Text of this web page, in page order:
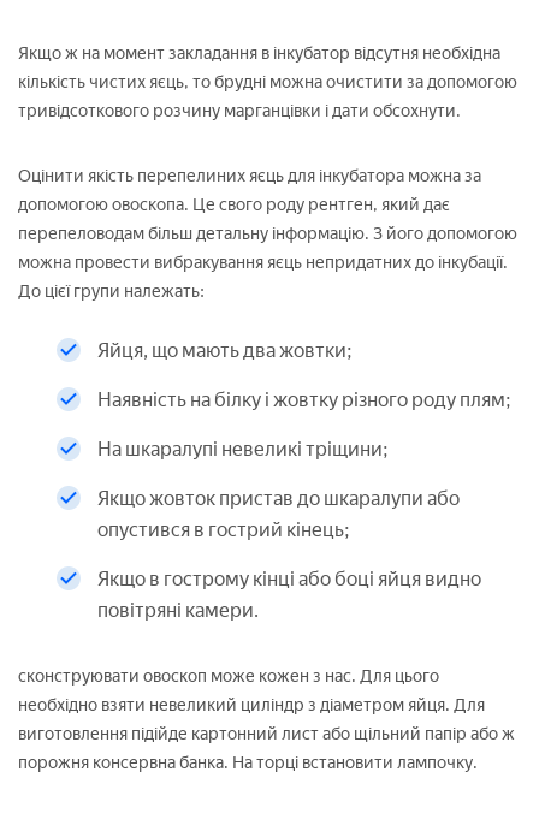
Якщо ж на момент закладання в інкубатор відсутня необхідна
кількість чистих яєць, то брудні можна очистити за допомогою
тривідсоткового розчину марганцівки і дати обсохнути.
Оцінити якість перепелиних яєць для інкубатора можна за
допомогою овоскопа. Це свого роду рентген, який дає
перепеловодам більш детальну інформацію. З його допомогою
можна провести вибракування яєць непридатних до інкубації.
До цієї групи належать:
Яйця, що мають два жовтки;
Наявність на білку і жовтку різного роду плям;
На шкаралупі невеликі тріщини;
Якщо жовток пристав до шкаралупи або
опустився в гострий кінець;
Якщо в гострому кінці або боці яйця видно
повітряні камери.
сконструювати овоскоп може кожен з нас. Для цього
необхідно взяти невеликий циліндр з діаметром яйця. Для
виготовлення підійде картонний лист або щільний папір або ж
порожня консервна банка. На торці встановити лампочку.